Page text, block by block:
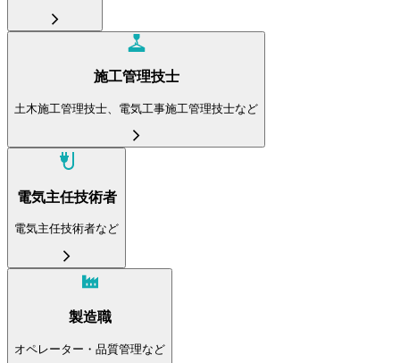
施工管理技士
土木施工管理技士、電気工事施工管理技士など
電気主任技術者
電気主任技術者など
製造職
オペレーター・品質管理など